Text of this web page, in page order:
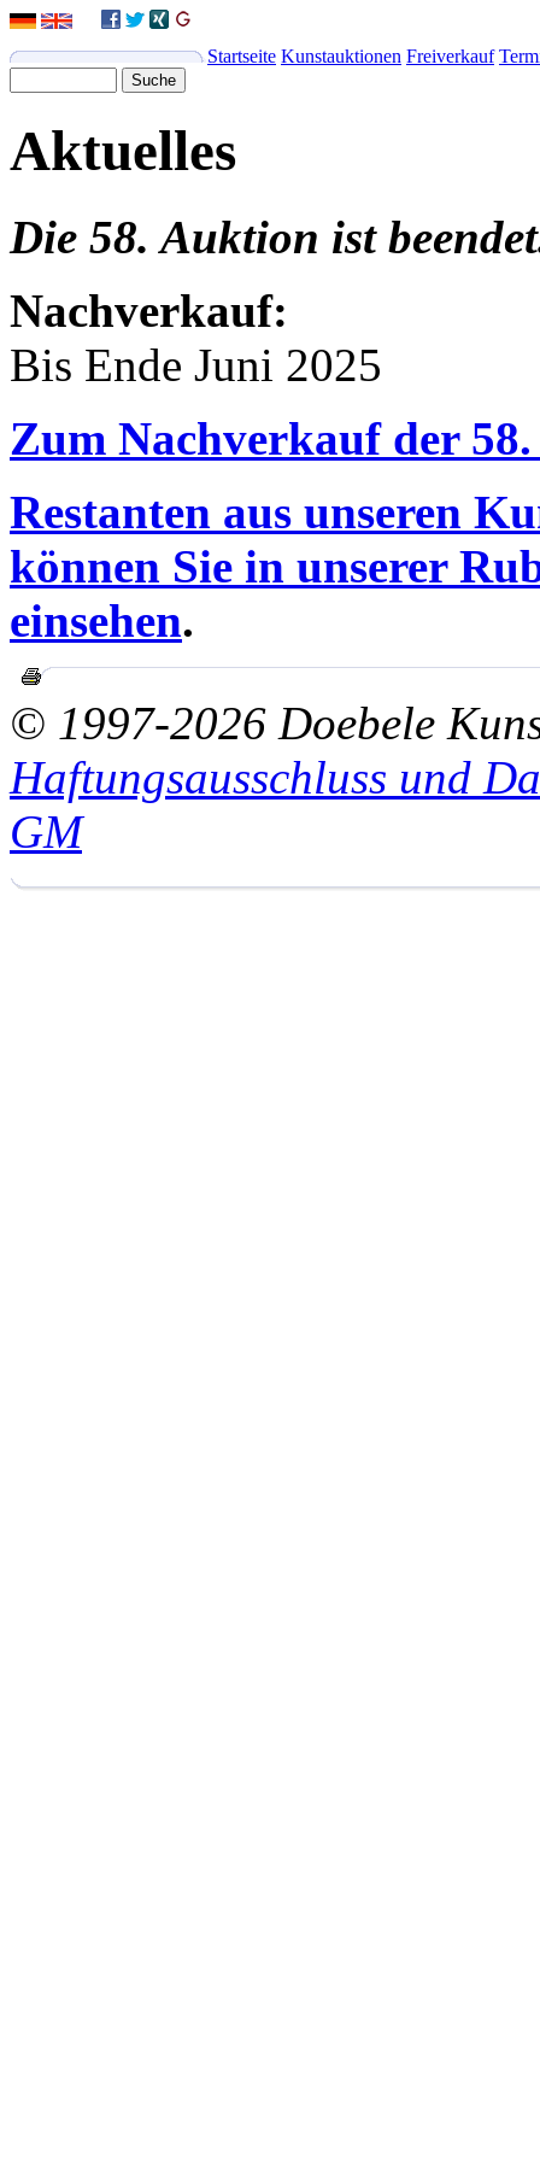
Startseite Kunstauktionen Freiverkauf
Aktuelles
Die 58. Auktion ist
Nachverkauf:
Bis Ende Juni 2025
Zum Nachverkauf der
Restanten aus unseren
können Sie in unserer
einsehen.
© 1997-2026 Doebele
Haftungsausschluss und
GM